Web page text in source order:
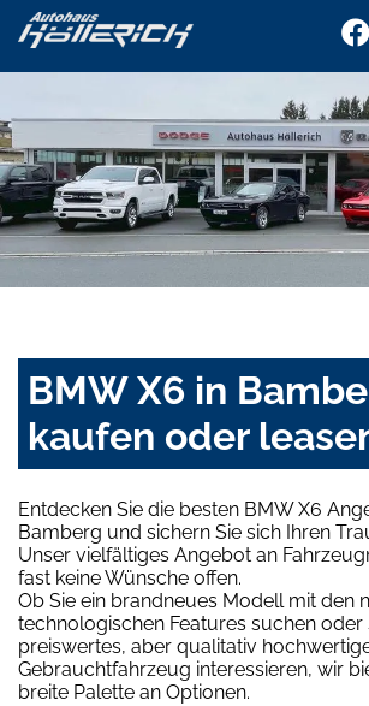
BMW X6 in
kaufen oder
Entdecken Sie die besten BMW X6
Bamberg und sichern Sie sich Ihren
Unser vielfältiges Angebot an
fast keine Wünsche offen.
Ob Sie ein brandneues Modell mit den
technologischen Features suchen oder
preiswertes, aber qualitativ
Gebrauchtfahrzeug interessieren, wir
breite Palette an Optionen.